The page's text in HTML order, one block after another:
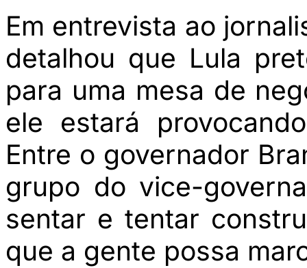
Em entrevista ao
detalhou que Lula
para uma mesa de
ele estará
Entre o governador
grupo do vice-
sentar e tentar
que a gente possa